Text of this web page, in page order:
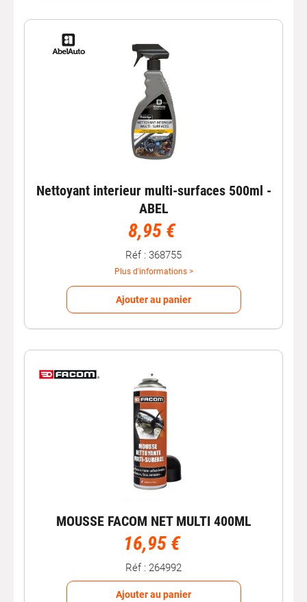
(cuir, tissus, etc.).
Les atouts des produits
nettoyants universelsproposés chez Autobacs sont
sélectionnés pour leur efficacité et leur confort d’utilisation.
Selon les références, vous bénéficiez notamment de :
application simple(spray, mousse) pour un usage
pour une finition propre sur
l’ensemble de l’habitacle ;
Conseils d’utilisation pour un résultat
propre et sans traces
Dépoussiérez d’abord (microfibre ou aspirateur) pour
Pulvérisez le produit sur une
directement sur les commandes.
Nettoyez par petites zones, puis essuyez avec une
microfibre propre et sèche.
Testez toujours sur une zone discrète si la surface est
Quand privilégier un produit
spécifique ?
Un nettoyant universel est parfait pour l’entretien courant,
mais certaines matières demandent un soin dédié pour un
résultat optimal (protection, nourrissage, détachage en
profondeur). Pour compléter votre routine, découvrez
nettoyant plastiques,nettoyant cuir
Nettoyant interieur multi-surfaces 500ml -
ABEL
8,95 €
Réf : 368755
Plus d'informations >
Ajouter au panier
MOUSSE FACOM NET MULTI 400ML
16,95 €
Réf : 264992
Ajouter au panier